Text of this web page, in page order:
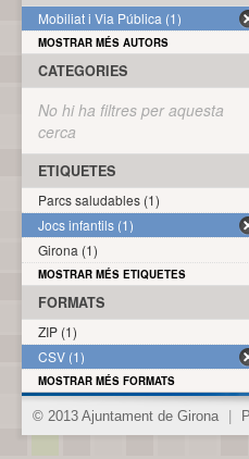
Mobiliat i Via Pública (1)
MOSTRAR MÉS AUTORS
CATEGORIES
No hi ha filtres per aquesta
cerca
ETIQUETES
Parcs saludables (1)
Jocs infantils (1)
Girona (1)
MOSTRAR MÉS ETIQUETES
FORMATS
ZIP (1)
CSV (1)
MOSTRAR MÉS FORMATS
© 2013 Ajuntament de Girona